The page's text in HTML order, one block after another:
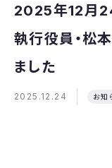
2025年12月
執行役員・松
ました
2025.12.24 お知